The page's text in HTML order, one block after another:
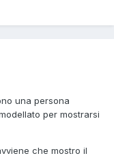
una persona
per mostrarsi
che mostro il